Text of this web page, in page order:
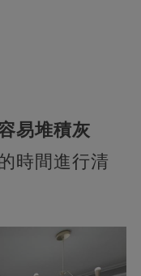
易堆積灰
時間進行清